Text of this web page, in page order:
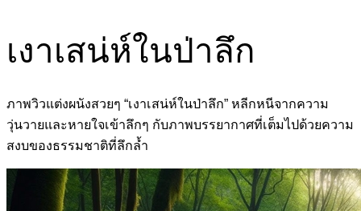
เงาเสน่ห์ในป่าลึก
ภาพวิวแต่งผนังสวยๆ “เงาเสน่ห์ในป่าลึก” หลีกหนีจากความ
วุ่นวายและหายใจเข้าลึกๆ กับภาพบรรยากาศที่เต็มไปด้วยความ
สงบของธรรมชาติที่ลึกล้ำ